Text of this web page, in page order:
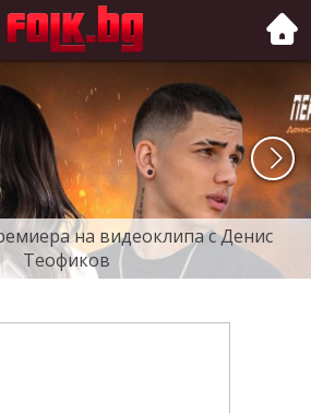
на видеоклипа с Денис
Теофиков